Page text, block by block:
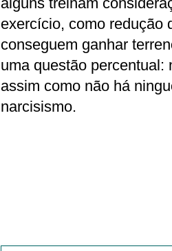
exercício, como redução
conseguem ganhar
uma questão percentual:
assim como não há
narcisismo.